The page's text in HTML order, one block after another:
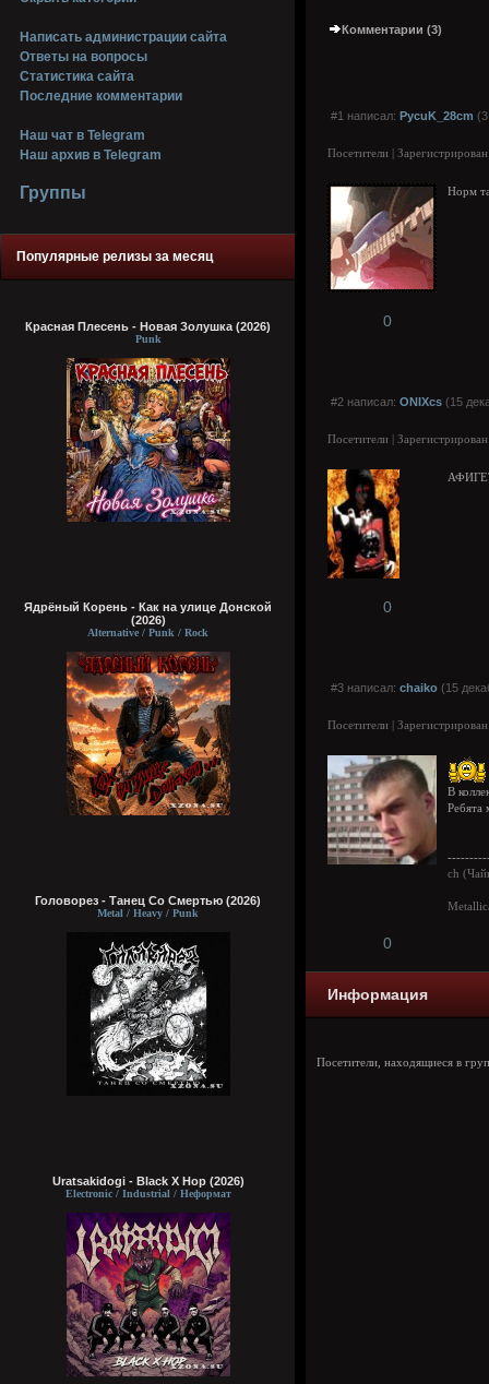
Написать администрации сайта
Ответы на вопросы
Статистика сайта
Последние комментарии
Наш чат в Telegram
Наш архив в Telegram
Группы
Популярные релизы за месяц
Красная Плесень - Новая Золушка (2026)
Punk
Ядрёный Корень - Как на улице Донской
(2026)
Alternative / Punk / Rock
Головорез - Tанец Со Смертью (2026)
Metal / Heavy / Punk
Uratsakidogi - Black X Hop (2026)
Electronic / Industrial / Неформат
Комментарии (3)
#1 написал: PycuK_28cm
Посетители |
Норм
0
#2 написал: ONIXcs (15
Посетители |
0
#3 написал: chaiko (15
Посетители |
В
ch
0
Информация
Посетители, находящиеся в